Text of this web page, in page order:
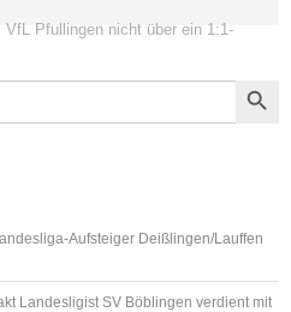
Pfullingen nicht über ein 1:1-
Search Button
Aufsteiger Deißlingen/Lauffen
Landesligist SV Böblingen verdient mit